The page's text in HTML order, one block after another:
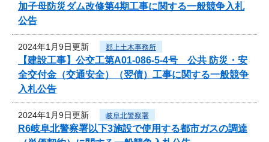
加子母防災ダム改修第4期工事に関する一般競争入札
公告
2024年1月9日更新 郡上土木事務所
【建設工事】公交工第A01-086-5-4号 公共 防災・安
全交付金（交通安全）（翌債）工事に関する一般競争
入札公告
2024年1月9日更新 岐阜北警察署
R6岐阜北警察署以下3施設で使用する都市ガスの調達